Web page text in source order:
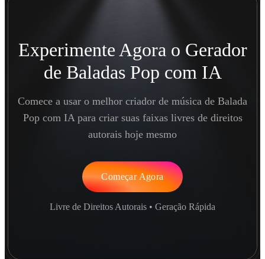
Experimente Agora o Gerador
de Baladas Pop com IA
Comece a usar o melhor criador de música de Balada
Pop com IA para criar suas faixas livres de direitos
autorais hoje mesmo
Começar Agora
Livre de Direitos Autorais • Geração Rápida